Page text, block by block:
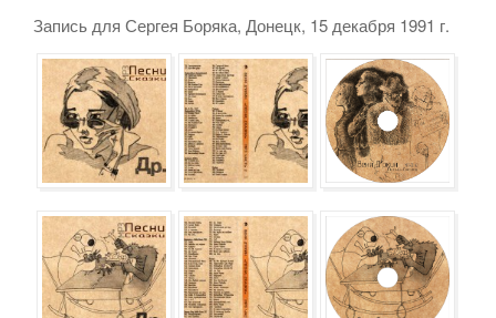
Запись для Сергея Боряка, Донецк, 15 декабря 1991 г.